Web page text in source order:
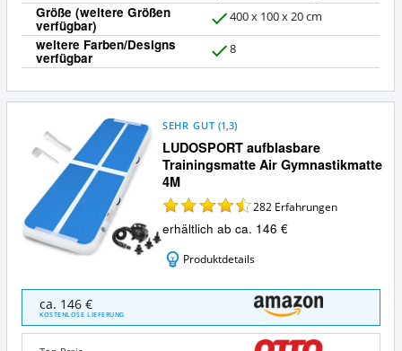
Größe (weitere Größen
verfügbar) 400 x 100 x 20 cm
weitere Farben/Designs
verfügbar 8
LUDOSPORT aufblasbare
Trainingsmatte Air Gymnastikmatte
4M
SEHR GUT (1,3)
282 Erfahrungen
erhältlich ab ca. 146 €
Produktdetails
LUDOSPORT
aufblasbare
Trainingsmatte
ca. 146 €
KOSTENLOSE LIEFERUNG